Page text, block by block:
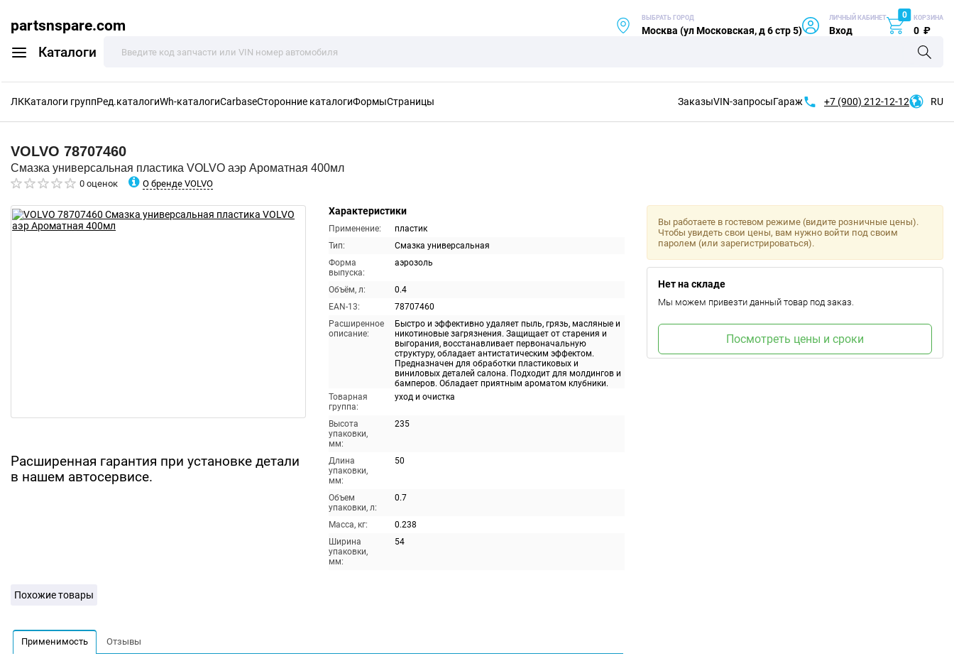
partsnspare.com
Каталоги
ВЫБРАТЬ ГОРОД
Москва (ул Московская, д 6 стр 5)
ЛИЧНЫЙ КАБИНЕТ
Вход
0 КОРЗИНА
0 ₽
ЛККаталоги группРед.каталогиWh-каталогиCarbaseСторонние каталогиФормыСтраницы ЗаказыVIN-запросыГараж +7 (900) 212-12-12 RU
VOLVO 78707460
Смазка универсальная пластика VOLVO аэр Ароматная 400мл
0 оценок О бренде VOLVO
Расширенная гарантия при установке детали
в нашем автосервисе.
Характеристики
Применение:
пластик
Тип:
Смазка универсальная
Форма
выпуска:
аэрозоль
Объём, л:
0.4
EAN-13:
78707460
Расширенное
описание:
Быстро и эффективно удаляет пыль, грязь, масляные и
никотиновые загрязнения. Защищает от старения и
выгорания, восстанавливает первоначальную
структуру, обладает антистатическим эффектом.
Предназначен для обработки пластиковых и
виниловых деталей салона. Подходит для молдингов и
бамперов. Обладает приятным ароматом клубники.
Товарная
группа:
уход и очистка
Высота
упаковки,
мм:
235
Длина
упаковки,
мм:
50
Объем
упаковки, л:
0.7
Масса, кг:
0.238
Ширина
упаковки,
мм:
54
Вы работаете в гостевом режиме (видите розничные цены).
Чтобы увидеть свои цены, вам нужно войти под своим
паролем (или зарегистрироваться).
Нет на складе
Мы можем привезти данный товар под заказ.
Посмотреть цены и сроки
Похожие товары
Применимость Отзывы